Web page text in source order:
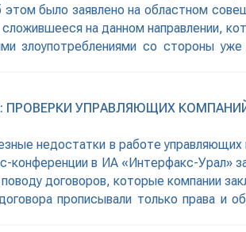
было заявлено на областном
на данном направлении,
злоупотреблениями со стороны
ПРОВЕРКИ УПРАВЛЯЮЩИХ
недостатки в работе
в ИА «Интерфакс-Урал»
договоров, которые компании
прописывали только права и